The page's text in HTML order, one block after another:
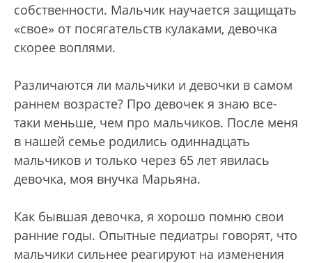
собственности. Мальчик научается защищать
«свое» от посягательств кулаками, девочка
скорее воплями.
Различаются ли мальчики и девочки в самом
раннем возрасте? Про девочек я знаю все-
таки меньше, чем про мальчиков. После меня
в нашей семье родились одиннадцать
мальчиков и только через 65 лет явилась
девочка, моя внучка Марьяна.
Как бывшая девочка, я хорошо помню свои
ранние годы. Опытные педиатры говорят, что
мальчики сильнее реагируют на изменения